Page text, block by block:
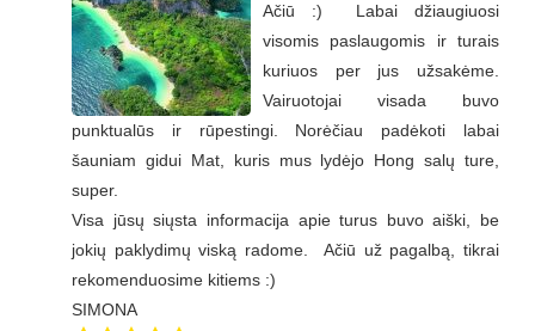
Ačiū :) Labai džiaugiuosi
visomis paslaugomis ir turais
kuriuos per jus užsakėme.
Vairuotojai visada buvo
punktualūs ir rūpestingi. Norėčiau padėkoti labai
šauniam gidui Mat, kuris mus lydėjo Hong salų ture,
super.
Visa jūsų siųsta informacija apie turus buvo aiški, be
jokių paklydimų viską radome. Ačiū už pagalbą, tikrai
rekomenduosime kitiems :)
SIMONA